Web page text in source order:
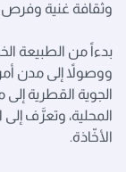
وثقافة غنية وفرص
بدءاً من الطبيعة
ووصولاً إلى مدن
الجوية القطرية
المحلية، وتعرَّف
الأخّاذة.